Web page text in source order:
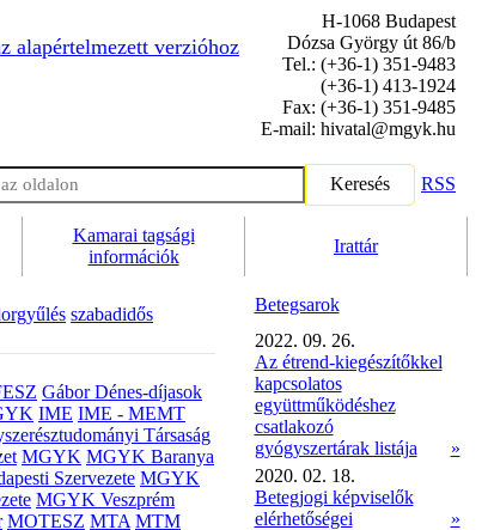
alapértelmezett verzióhoz
H-1068 Budapest
Dózsa György út 86/b
Tel.: (+36-1) 351-9483
(+36-1) 413-1924
Fax: (+36-1) 351-9485
E-mail: hivatal@mgyk.hu
Keresés RSS
Kamarai tagsági
információk
Irattár
szabadidős
Gábor Dénes-díjasok
IME IME - MEMT
Társaság
MGYK MGYK Baranya
Szervezete MGYK
MGYK Veszprém
MOTESZ MTA MTM
Betegsarok
2022. 09. 26.
Az étrend-kiegészítőkkel
kapcsolatos
együttműködéshez
csatlakozó
gyógyszertárak listája
»
2020. 02. 18.
Betegjogi képviselők
elérhetőségei
»